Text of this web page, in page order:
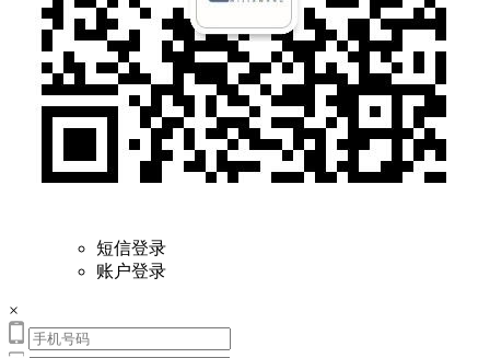
短信登录
账户登录
×